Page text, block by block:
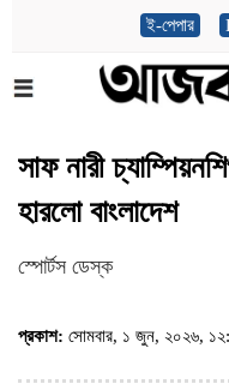
ই-পেপার
সাফ নারী
হারলো বাংলাদেশ
স্পোর্টস ডেস্ক
প্রকাশ: সোমবার, ১ জুন, ২০২৬,